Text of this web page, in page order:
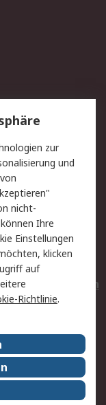
Batterien
Center
zur
und
nicht-
Ihre
Einstellungen
klicken
auf
Richtlinie.